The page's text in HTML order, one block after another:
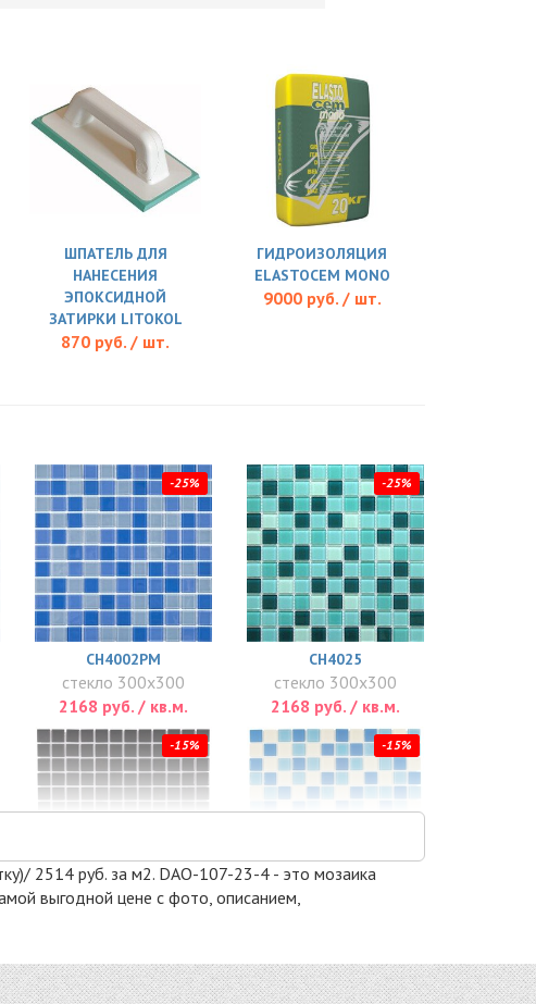
ШПАТЕЛЬ ДЛЯ
НАНЕСЕНИЯ
ЭПОКСИДНОЙ
ЗАТИРКИ LITOKOL
870 руб. / шт.
ГИДРОИЗОЛЯЦИЯ
ELASTOCEM MONO
9000 руб. / шт.
-25%
CH4002PM
стекло 300x300
2168 руб. / кв.м.
-25%
CH4025
стекло 300x300
2168 руб. / кв.м.
-15%
2514 руб. / кв.м.
-15%
2514 руб. / кв.м.
2514 руб. за м2. DAO-107-23-4 - это мозаика
выгодной цене с фото, описанием,